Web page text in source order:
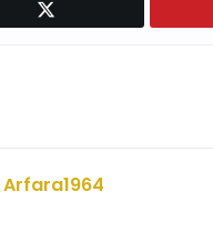
Arfara1964